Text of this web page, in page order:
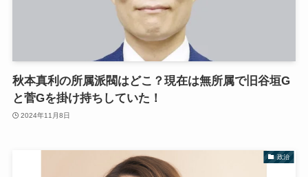
秋本真利の所属派閥はどこ？現在は無所属で旧谷垣G
と菅Gを掛け持ちしていた！
2024年11月8日
政治